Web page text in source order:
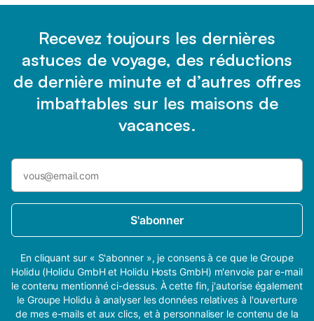
Recevez toujours les dernières
astuces de voyage, des réductions
de dernière minute et d’autres offres
imbattables sur les maisons de
vacances.
S'abonner
En cliquant sur « S'abonner », je consens à ce que le Groupe
Holidu (Holidu GmbH et Holidu Hosts GmbH) m'envoie par e-mail
le contenu mentionné ci-dessus. À cette fin, j'autorise également
le Groupe Holidu à analyser les données relatives à l'ouverture
de mes e-mails et aux clics, et à personnaliser le contenu de la